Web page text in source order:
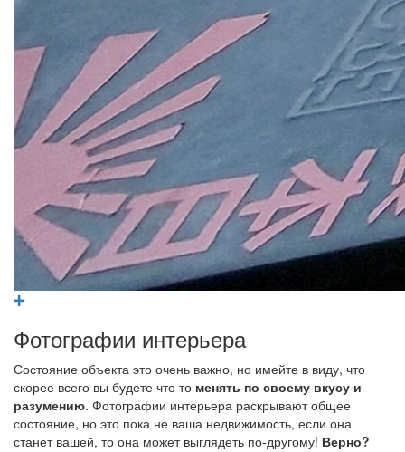
Фотографии интерьера
Состояние объекта это очень важно, но имейте в виду, что
скорее всего вы будете что то менять по своему вкусу и
разумению. Фотографии интерьера раскрывают общее
состояние, но это пока не ваша недвижимость, если она
станет вашей, то она может выглядеть по-другому! Верно?